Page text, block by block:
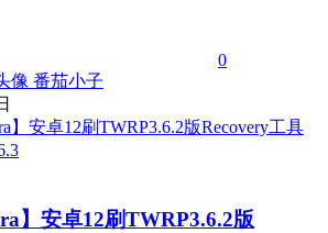
0
番茄小子
】安卓12刷TWRP3.6.2版